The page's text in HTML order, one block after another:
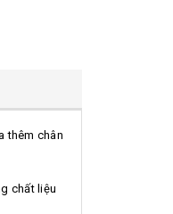
thêm chân
chất liệu